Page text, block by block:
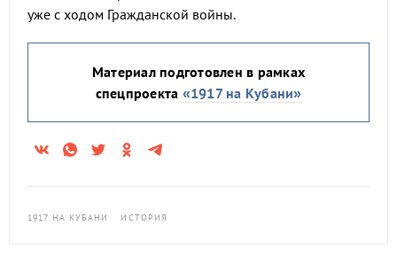
уже с ходом Гражданской войны.
Материал подготовлен в рамках
спецпроекта «1917 на Кубани»
1917 НА КУБАНИ ИСТОРИЯ